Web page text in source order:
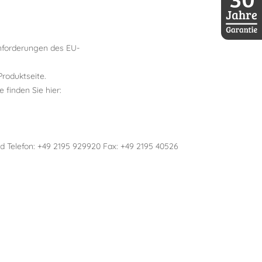
des EU-
finden Sie hier:
+49 2195 929920 Fax: +49 2195 40526